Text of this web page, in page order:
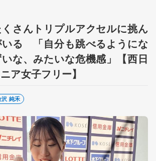
さんトリプルアクセルに挑ん
いる 「自分も跳べるようにな
な、みたいな危機感」【西日
ア女子フリー】
沢 純禾